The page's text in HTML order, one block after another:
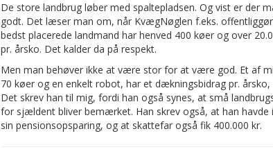
De store landbrug løber med spaltepladsen. Og vist er der
godt. Det læser man om, når KvægNøglen f.eks.
bedst placerede landmand har henved 400 køer og over
pr. årsko. Det kalder da på respekt.
Men man behøver ikke at være stor for at være god. Et af
70 køer og en enkelt robot, har et dækningsbidrag pr. årsko,
Det skrev han til mig, fordi han også synes, at små
for sjældent bliver bemærket. Han skrev også, at han havde
sin pensionsopsparing, og at skattefar også fik 400.000 kr.